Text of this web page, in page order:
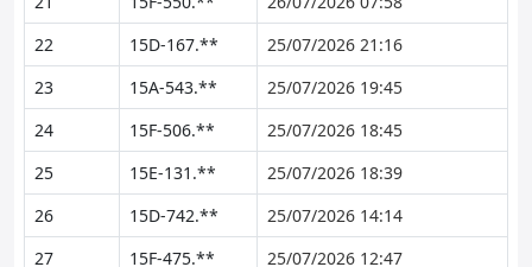
22
15D-167.**
25/07/2026 21:16
23
15A-543.**
25/07/2026 19:45
24
15F-506.**
25/07/2026 18:45
25
15E-131.**
25/07/2026 18:39
26
15D-742.**
25/07/2026 14:14
27
15F-475.**
25/07/2026 12:47